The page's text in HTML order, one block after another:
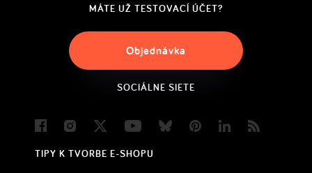
MÁTE UŽ TESTOVACÍ ÚČET?
Objednávka
SOCIÁLNE SIETE
FacebookInstagram
Twitter YoutubeBlueskyPinterestLinkedIn
TIPY K TVORBE E-SHOPU